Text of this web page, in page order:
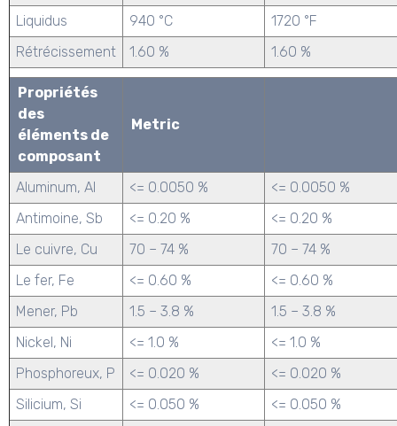
Liquidus
940 °C
1720 °F
Rétrécissement
1.60 % 1.60 %
Propriétés
des
éléments de
composant
Metric
Aluminum, Al <= 0.0050 %
<= 0.0050 %
Antimoine, Sb
<= 0.20 %
<= 0.20 %
Le cuivre, Cu
70 – 74 %
70 – 74 %
Le fer, Fe
<= 0.60 %
<= 0.60 %
Mener, Pb
1.5 – 3.8 %
1.5 – 3.8 %
Nickel, Ni
<= 1.0 %
<= 1.0 %
Phosphoreux, P
<= 0.020 %
<= 0.020 %
Silicium, Si
<= 0.050 %
<= 0.050 %